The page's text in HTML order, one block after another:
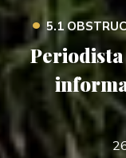
• 5.1